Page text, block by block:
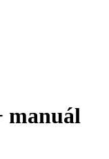
manuál